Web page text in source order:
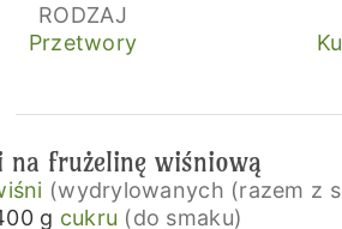
RODZAJ
Przetwory
na frużelinę wiśniową
(wydrylowanych (razem z
g cukru (do smaku)